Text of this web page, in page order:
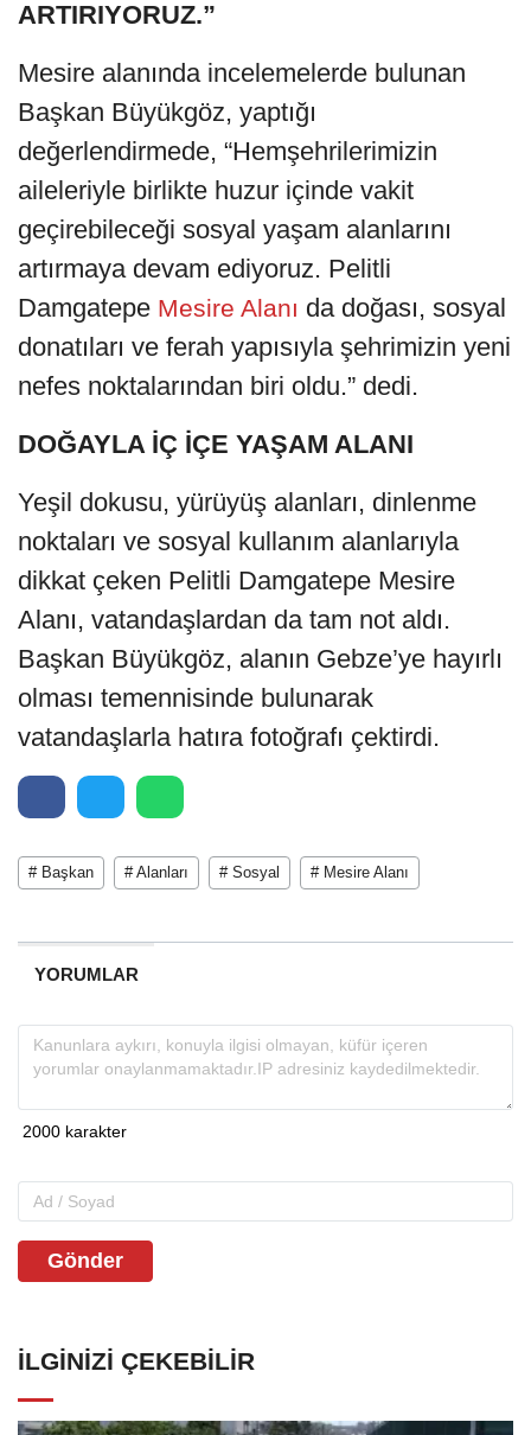
ARTIRIYORUZ.”
Mesire alanında incelemelerde bulunan
Başkan Büyükgöz, yaptığı
değerlendirmede, “Hemşehrilerimizin
aileleriyle birlikte huzur içinde vakit
geçirebileceği sosyal yaşam alanlarını
artırmaya devam ediyoruz. Pelitli
Damgatepe Mesire Alanı da doğası, sosyal
donatıları ve ferah yapısıyla şehrimizin yeni
nefes noktalarından biri oldu.” dedi.
DOĞAYLA İÇ İÇE YAŞAM ALANI
Yeşil dokusu, yürüyüş alanları, dinlenme
noktaları ve sosyal kullanım alanlarıyla
dikkat çeken Pelitli Damgatepe Mesire
Alanı, vatandaşlardan da tam not aldı.
Başkan Büyükgöz, alanın Gebze’ye hayırlı
olması temennisinde bulunarak
vatandaşlarla hatıra fotoğrafı çektirdi.
# Başkan # Alanları # Sosyal # Mesire Alanı
YORUMLAR
Gönder
İLGINIZI ÇEKEBILIR